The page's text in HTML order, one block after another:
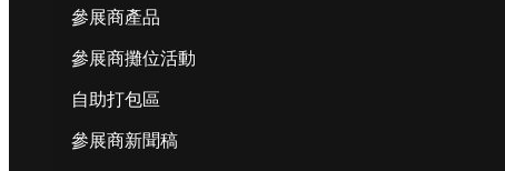
參展商產品
參展商攤位活動
自助打包區
參展商新聞稿